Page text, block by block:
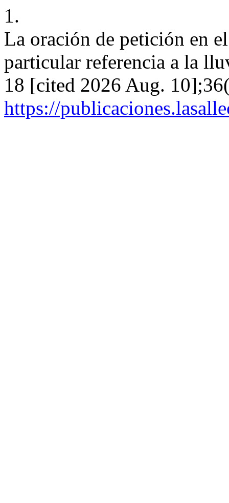
1.
La oración de petición en
particular referencia a la
18 [cited 2026 Aug.
https://